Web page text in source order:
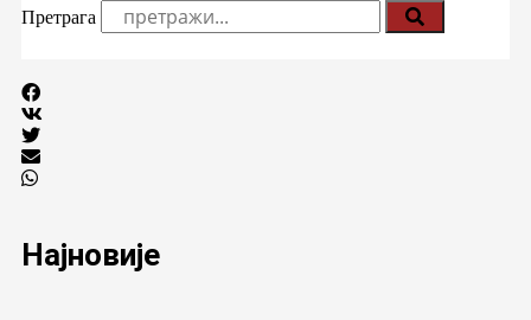
Претрага
Најновије